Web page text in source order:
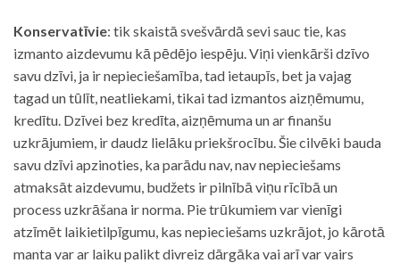
Konservatīvie: tik skaistā svešvārdā sevi sauc tie, kas
izmanto aizdevumu kā pēdējo iespēju. Viņi vienkārši dzīvo
savu dzīvi, ja ir nepieciešamība, tad ietaupīs, bet ja vajag
tagad un tūlīt, neatliekami, tikai tad izmantos aizņēmumu,
kredītu. Dzīvei bez kredīta, aizņēmuma un ar finanšu
uzkrājumiem, ir daudz lielāku priekšrocību. Šie cilvēki bauda
savu dzīvi apzinoties, ka parādu nav, nav nepieciešams
atmaksāt aizdevumu, budžets ir pilnībā viņu rīcībā un
process uzkrāšana ir norma. Pie trūkumiem var vienīgi
atzīmēt laikietilpīgumu, kas nepieciešams uzkrājot, jo kārotā
manta var ar laiku palikt divreiz dārgāka vai arī var vairs